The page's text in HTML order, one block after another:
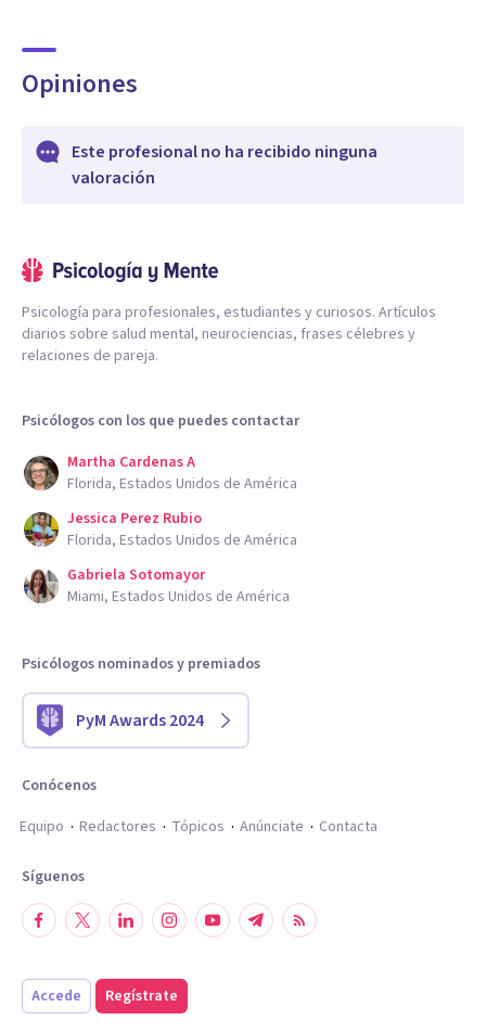
Opiniones
Este profesional no ha recibido ninguna
valoración
Psicología para profesionales, estudiantes y curiosos. Artículos
diarios sobre salud mental, neurociencias, frases célebres y
relaciones de pareja.
Psicólogos con los que puedes contactar
Martha Cardenas A
Florida, Estados Unidos de América
Jessica Perez Rubio
Florida, Estados Unidos de América
Gabriela Sotomayor
Miami, Estados Unidos de América
Psicólogos nominados y premiados
PyM Awards 2024
Conócenos
Equipo
Redactores Tópicos Anúnciate Contacta
Síguenos
Accede Regístrate